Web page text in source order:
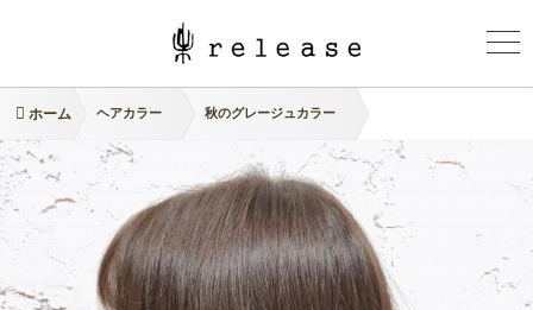
ホーム ヘアカラー 秋のグレージュカラー